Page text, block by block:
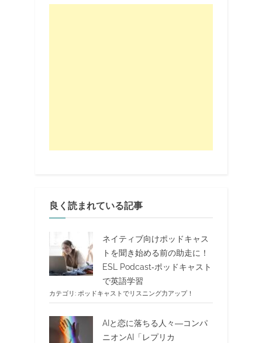
良く読まれている記事
ネイティブ向けポッドキャス
トを聞き始める前の助走に！
ESL Podcast‐ポッドキャスト
で英語学習
カテゴリ: ポッドキャストでリスニング力アップ！
AIと恋に落ちる人々―コンパ
ニオンAI「レプリカ